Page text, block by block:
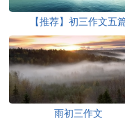
【推荐】初三作文五
雨初三作文